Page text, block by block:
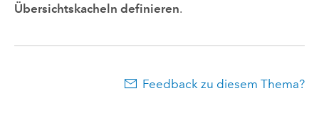
Übersichtskacheln definieren.
Feedback zu diesem Thema?